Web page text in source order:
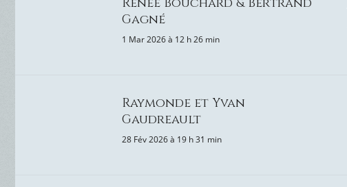
Gagné
1 Mar 2026 à 12 h 26 min
Raymonde et Yvan
Gaudreault
28 Fév 2026 à 19 h 31 min